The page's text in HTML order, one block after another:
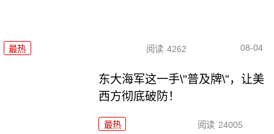
最热 阅读 4262 08-04
东大海军这一手\"普及牌\"，让美
西方彻底破防！
最热 阅读 24005